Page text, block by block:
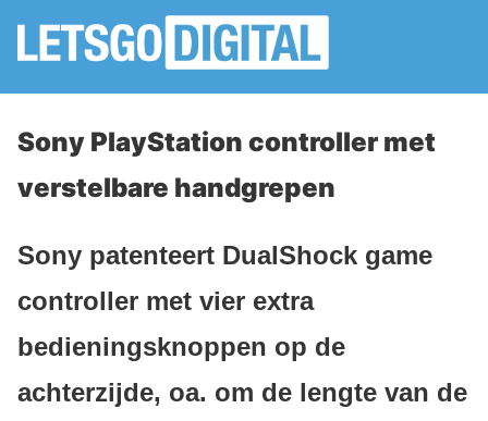
Sony PlayStation controller met
verstelbare handgrepen
Sony patenteert DualShock game
controller met vier extra
bedieningsknoppen op de
achterzijde, oa. om de lengte van de